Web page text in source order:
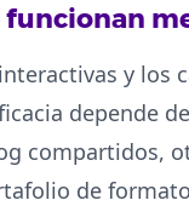
y los
depende
compartidos,
de